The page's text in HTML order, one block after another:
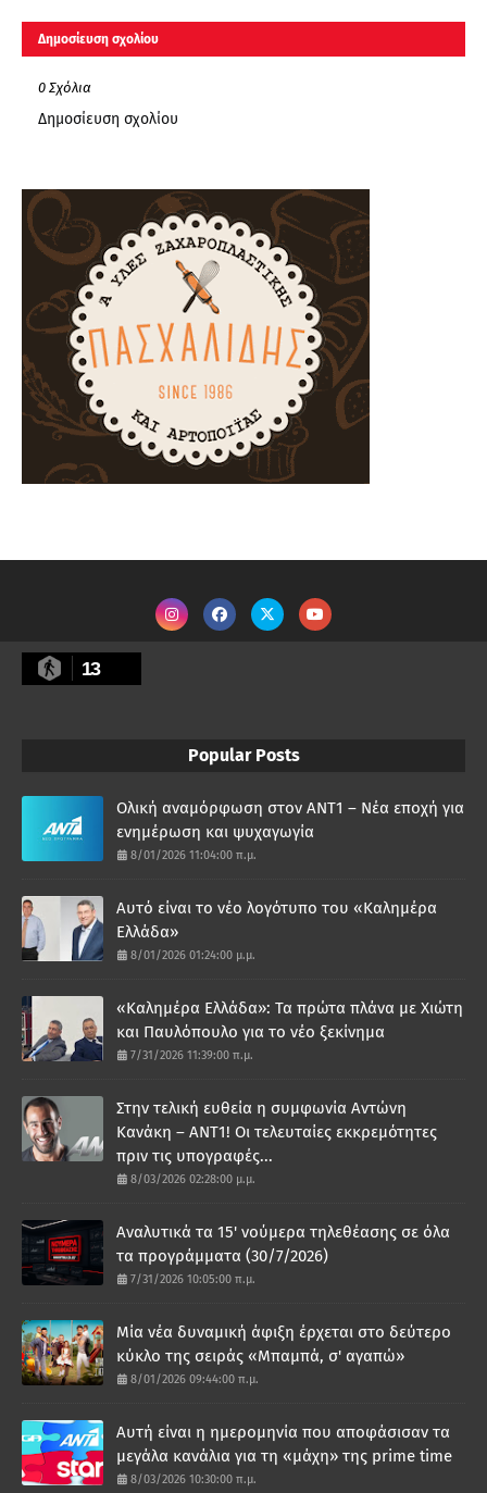
Δημοσίευση σχολίου
0 Σχόλια
Δημοσίευση σχολίου
13
Popular Posts
Ολική αναμόρφωση στον ΑΝΤ1 – Νέα εποχή για
ενημέρωση και ψυχαγωγία
8/01/2026 11:04:00 π.μ.
Αυτό είναι το νέο λογότυπο του «Καλημέρα
Ελλάδα»
8/01/2026 01:24:00 μ.μ.
«Καλημέρα Ελλάδα»: Τα πρώτα πλάνα με Χιώτη
και Παυλόπουλο για το νέο ξεκίνημα
7/31/2026 11:39:00 π.μ.
Στην τελική ευθεία η συμφωνία Αντώνη
Κανάκη – ΑΝΤ1! Οι τελευταίες εκκρεμότητες
πριν τις υπογραφές...
8/03/2026 02:28:00 μ.μ.
Αναλυτικά τα 15' νούμερα τηλεθέασης σε όλα
τα προγράμματα (30/7/2026)
7/31/2026 10:05:00 π.μ.
Μία νέα δυναμική άφιξη έρχεται στο δεύτερο
κύκλο της σειράς «Μπαμπά, σ' αγαπώ»
8/01/2026 09:44:00 π.μ.
Αυτή είναι η ημερομηνία που αποφάσισαν τα
μεγάλα κανάλια για τη «μάχη» της prime time
8/03/2026 10:30:00 π.μ.